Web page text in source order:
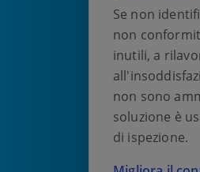
Se non
non
inutili, a
non sono
soluzione è
di ispezione.